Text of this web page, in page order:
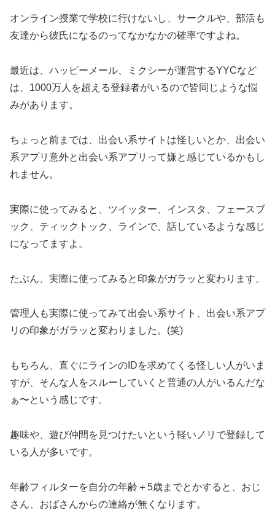
オンライン授業で学校に行けないし、サークルや、部活も
友達から彼氏になるのってなかなかの確率ですよね。
最近は、ハッピーメール、ミクシーが運営するYYCなど
は、1000万人を超える登録者がいるので皆同じような悩
みがあります。
ちょっと前までは、出会い系サイトは怪しいとか、出会い
系アプリ意外と出会い系アプリって嫌と感じているかもし
れません。
実際に使ってみると、ツイッター、インスタ、フェースブ
ック、ティックトック、ラインで、話しているような感じ
になってますよ。
たぶん、実際に使ってみると印象がガラッと変わります。
管理人も実際に使ってみて出会い系サイト、出会い系アプ
リの印象がガラッと変わりました。(笑)
もちろん、直ぐにラインのIDを求めてくる怪しい人がいま
すが、そんな人をスルーしていくと普通の人がいるんだな
ぁ〜という感じです。
趣味や、遊び仲間を見つけたいという軽いノリで登録して
いる人が多いです。
年齢フィルターを自分の年齢＋5歳までとかすると、おじ
さん、おばさんからの連絡が無くなります。